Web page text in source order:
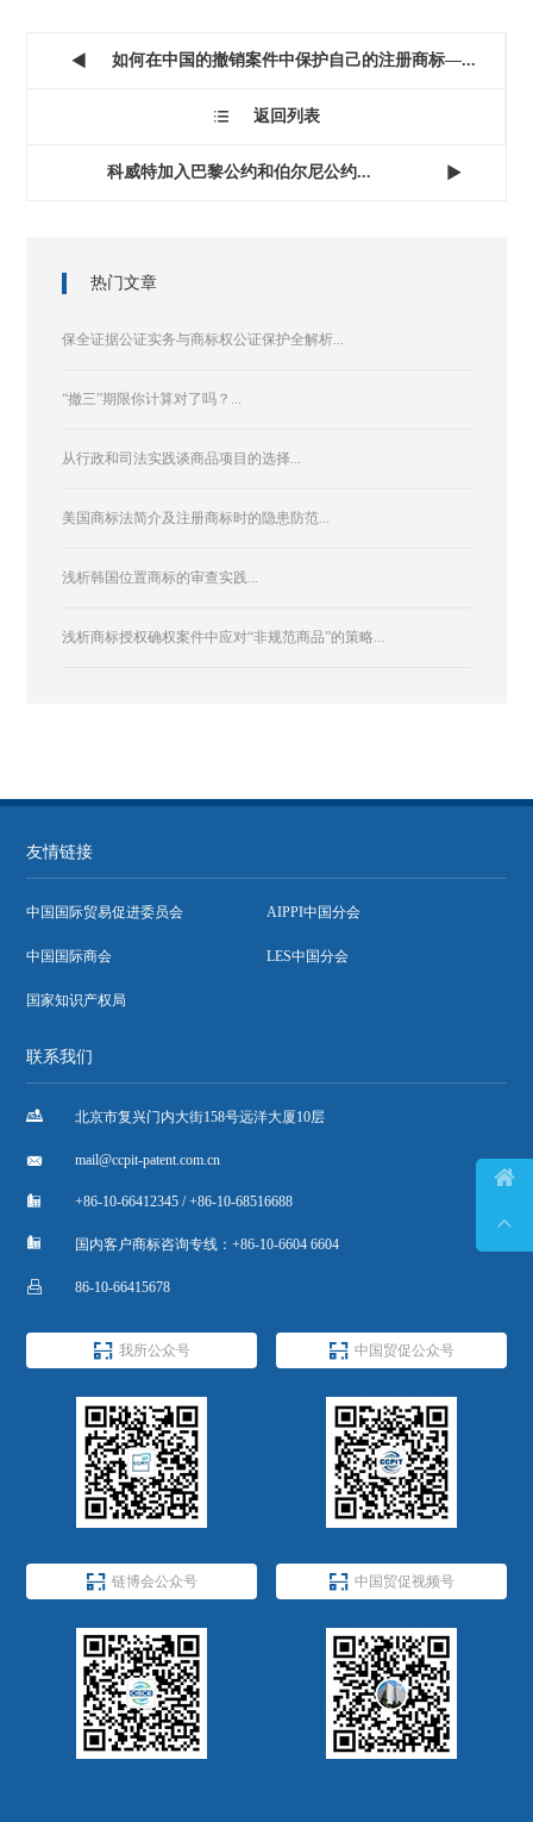
 如何在中国的撤销案件中保护自己的注册商标—...
 返回列表
科威特加入巴黎公约和伯尔尼公约... 
热门文章
保全证据公证实务与商标权公证保护全解析...
“撤三”期限你计算对了吗？...
从行政和司法实践谈商品项目的选择...
美国商标法简介及注册商标时的隐患防范...
浅析韩国位置商标的审查实践...
浅析商标授权确权案件中应对“非规范商品”的策略...
友情链接
中国国际贸易促进委员会 AIPPI中国分会
中国国际商会 LES中国分会
国家知识产权局
联系我们
 北京市复兴门内大街158号远洋大厦10层
 mail@ccpit-patent.com.cn
 +86-10-66412345 / +86-10-68516688
 国内客户商标咨询专线：+86-10-6604 6604
 86-10-66415678
 我所公众号  中国贸促公众号
 链博会公众号  中国贸促视频号

